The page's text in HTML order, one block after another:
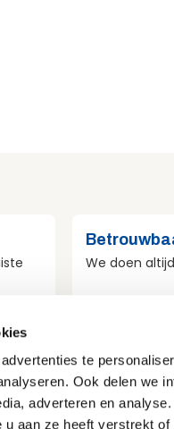
te
Ook delen we
adverteren en
aan ze heeft verstrekt
We doen
Veiligheid
en omgeving.